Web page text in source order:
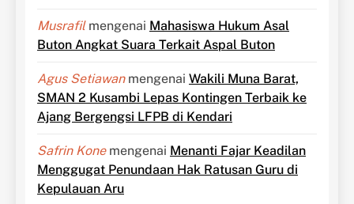
Musrafilmengenai Mahasiswa Hukum Asal
Buton Angkat Suara Terkait Aspal Buton
Agus Setiawanmengenai Wakili Muna Barat,
SMAN 2 Kusambi Lepas Kontingen Terbaik ke
Ajang Bergengsi LFPB di Kendari
Safrin Konemengenai Menanti Fajar Keadilan
Menggugat Penundaan Hak Ratusan Guru di
Kepulauan Aru